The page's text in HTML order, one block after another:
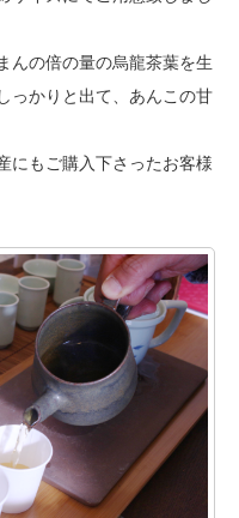
んの倍の量の烏龍茶葉を生
っかりと出て、あんこの甘
にもご購入下さったお客様